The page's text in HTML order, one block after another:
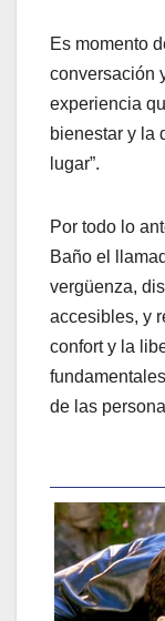
Es momento
conversación
experiencia
bienestar y la
lugar”.
Por todo lo
Baño el
vergüenza,
accesibles, y
confort y la
de las